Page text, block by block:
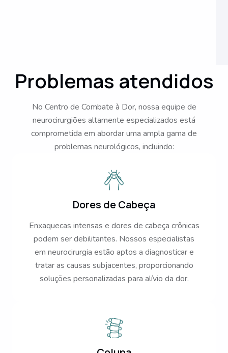
Problemas atendidos
No Centro de Combate à Dor, nossa equipe de
neurocirurgiões altamente especializados está
comprometida em abordar uma ampla gama de
problemas neurológicos, incluindo:
Dores de Cabeça
Enxaquecas intensas e dores de cabeça crônicas
podem ser debilitantes. Nossos especialistas
em neurocirurgia estão aptos a diagnosticar e
tratar as causas subjacentes, proporcionando
soluções personalizadas para alívio da dor.